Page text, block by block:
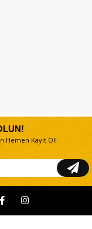
Hemen Kayıt Ol!